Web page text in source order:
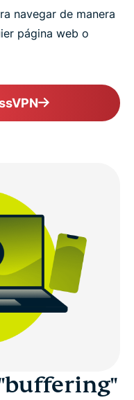
navegar de manera
página web o